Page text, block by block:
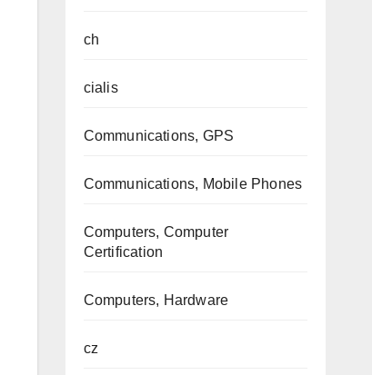
ch
cialis
Communications, GPS
Communications, Mobile Phones
Computers, Computer
Certification
Computers, Hardware
cz